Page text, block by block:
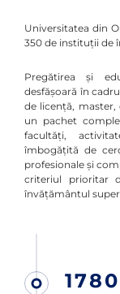
Universitatea din
350 de instituții de
Pregătirea și
desfășoară în
de licență,
un pachet
facultăți,
îmbogățită de
profesionale și
criteriul prioritar
învățământul
1780